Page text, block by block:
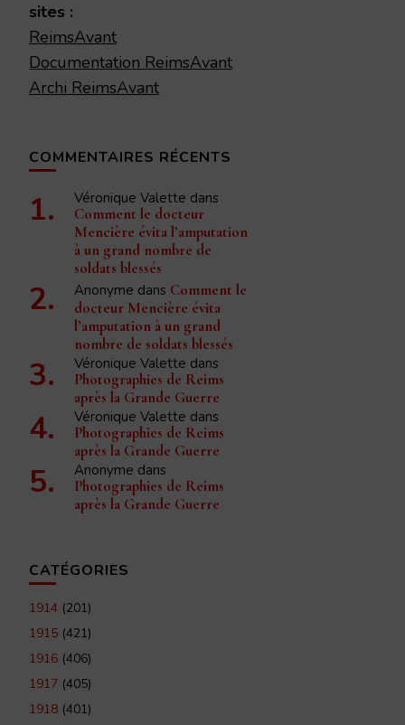
sites :
ReimsAvant
Documentation ReimsAvant
Archi ReimsAvant
COMMENTAIRES RÉCENTS
Véronique Valette dans
Comment le docteur
Mencière évita l’amputation
à un grand nombre de
soldats blessés
Anonyme dans Comment le
docteur Mencière évita
l’amputation à un grand
nombre de soldats blessés
Véronique Valette dans
Photographies de Reims
après la Grande Guerre
Véronique Valette dans
Photographies de Reims
après la Grande Guerre
Anonyme dans
Photographies de Reims
après la Grande Guerre
CATÉGORIES
1914 (201)
1915 (421)
1916 (406)
1917 (405)
1918 (401)